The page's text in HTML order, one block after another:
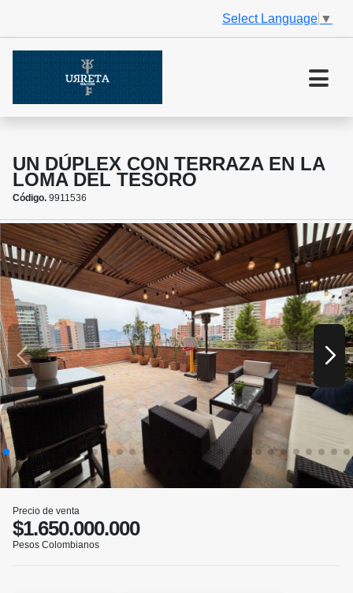
Select Language ▼
UN DÚPLEX CON TERRAZA EN LA
LOMA DEL TESORO
Código. 9911536
Precio de venta
$1.650.000.000
Pesos Colombianos